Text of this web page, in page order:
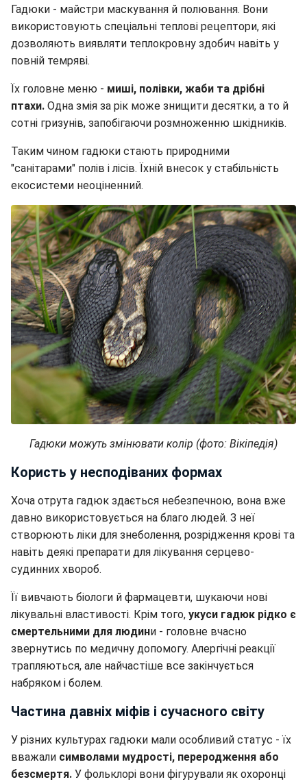
Гадюки - майстри маскування й полювання. Вони
використовують спеціальні теплові рецептори, які
дозволяють виявляти теплокровну здобич навіть у
повній темряві.
Їх головне меню - миші, полівки, жаби та дрібні
птахи. Одна змія за рік може знищити десятки, а то й
сотні гризунів, запобігаючи розмноженню шкідників.
Таким чином гадюки стають природними
"санітарами" полів і лісів. Їхній внесок у стабільність
екосистеми неоціненний.
Гадюки можуть змінювати колір (фото: Вікіпедія)
Користь у несподіваних формах
Хоча отрута гадюк здається небезпечною, вона вже
давно використовується на благо людей. З неї
створюють ліки для знеболення, розрідження крові та
навіть деякі препарати для лікування серцево-
судинних хвороб.
Її вивчають біологи й фармацевти, шукаючи нові
лікувальні властивості. Крім того, укуси гадюк рідко є
смертельними для людини - головне вчасно
звернутись по медичну допомогу. Алергічні реакції
трапляються, але найчастіше все закінчується
набряком і болем.
Частина давніх міфів і сучасного світу
У різних культурах гадюки мали особливий статус - їх
вважали символами мудрості, переродження або
безсмертя. У фольклорі вони фігурували як охоронці